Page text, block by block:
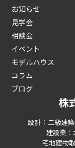
お知らせ
見学会
相談会
イベント
モデルハウス
コラム
ブログ
株
設計：二級建
建設業：
宅地建物